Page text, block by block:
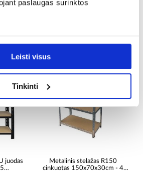
paslaugas surinktos
Leisti visus
Tinkinti
juoda
-
juodas
PALYGINTI
Metalinis stelažas R150
cinkuotas 150x70x30cm - 4